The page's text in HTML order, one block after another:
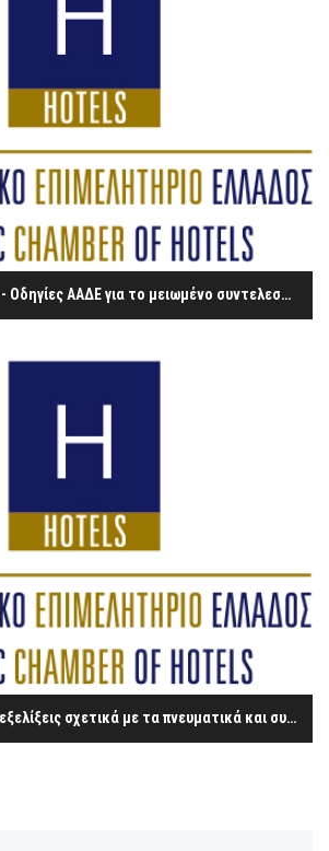
ΟΡΘΗ ΕΠΑΝΑΛΗΨΗ - Οδηγίες ΑΑΔΕ για το μειωμένο συντελεστή του ΦΠΑ στην εστίαση
Ενημέρωση για τις εξελίξεις σχετικά με τα πνευματικά και συγγενικά δικαιώματα – η περίπτωση του ΟΣΔ «ΔΙΑΣ»